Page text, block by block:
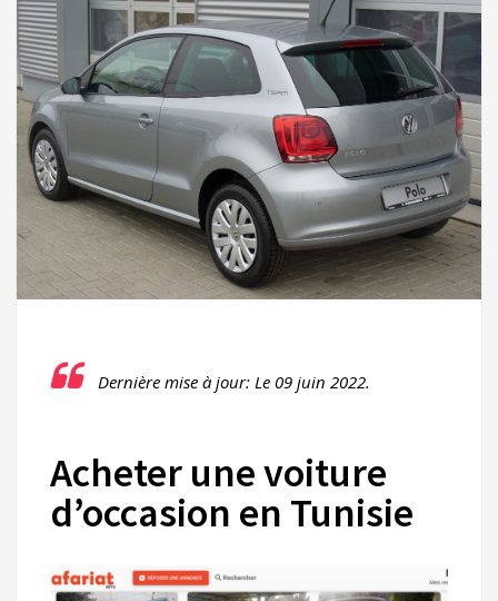
Dernière mise à jour: Le 09 juin 2022.
Acheter une voiture
d’occasion en Tunisie